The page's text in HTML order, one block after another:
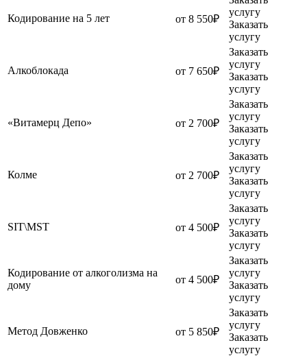
Кодирование на 5 лет от 8 550₽
услугу
Заказать
услугу
Алкоблокада от 7 650₽
Заказать
услугу
Заказать
услугу
«Витамерц Депо» от 2 700₽
Заказать
услугу
Заказать
услугу
Колме от 2 700₽
Заказать
услугу
Заказать
услугу
SIT\MST от 4 500₽
Заказать
услугу
Заказать
услугу
Кодирование от алкоголизма на
дому
от 4 500₽
Заказать
услугу
Заказать
услугу
Метод Довженко от 5 850₽
Заказать
услугу
Заказать
услугу